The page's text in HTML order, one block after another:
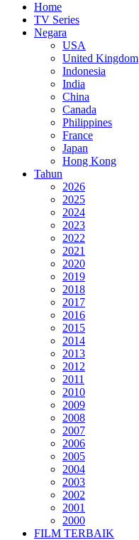
Home
TV Series
Negara
USA
United Kingdom
Indonesia
India
China
Canada
Philippines
France
Japan
Hong Kong
Tahun
2026
2025
2024
2023
2022
2021
2020
2019
2018
2017
2016
2015
2014
2013
2012
2011
2010
2009
2008
2007
2006
2005
2004
2003
2002
2001
2000
FILM TERBAIK